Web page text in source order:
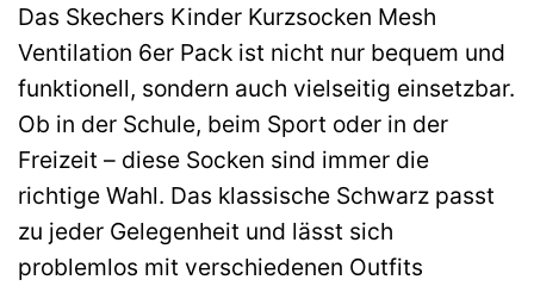
Das Skechers Kinder Kurzsocken Mesh
Ventilation 6er Pack ist nicht nur bequem und
funktionell, sondern auch vielseitig einsetzbar.
Ob in der Schule, beim Sport oder in der
Freizeit – diese Socken sind immer die
richtige Wahl. Das klassische Schwarz passt
zu jeder Gelegenheit und lässt sich
problemlos mit verschiedenen Outfits